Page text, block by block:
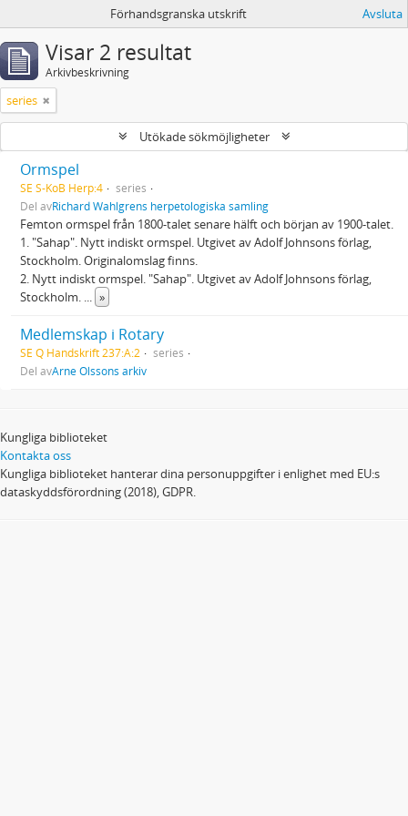
Förhandsgranska utskrift Avsluta
Visar 2 resultat
Arkivbeskrivning
series
Utökade sökmöjligheter
Ormspel
SE S-KoB Herp:4
series
Del avRichard Wahlgrens herpetologiska samling
Femton ormspel från 1800-talet senare hälft och början av 1900-talet.
1. "Sahap". Nytt indiskt ormspel. Utgivet av Adolf Johnsons förlag,
Stockholm. Originalomslag finns.
2. Nytt indiskt ormspel. "Sahap". Utgivet av Adolf Johnsons förlag,
Stockholm. ... »
Medlemskap i Rotary
SE Q Handskrift 237:A:2
series
Del avArne Olssons arkiv
Kungliga biblioteket
Kontakta oss
Kungliga biblioteket hanterar dina personuppgifter i enlighet med EU:s
dataskyddsförordning (2018), GDPR.